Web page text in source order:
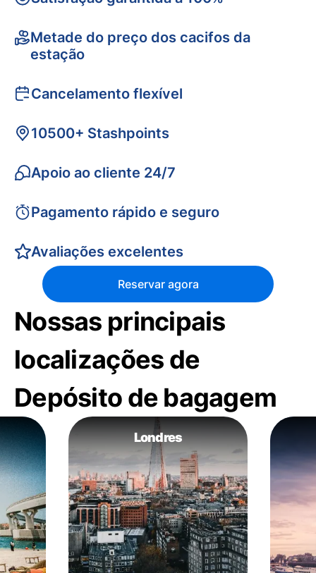
Metade do preço dos cacifos da
estação
Cancelamento flexível
10500+ Stashpoints
Apoio ao cliente 24/7
Pagamento rápido e seguro
Avaliações excelentes
Reservar agora
Nossas principais
localizações de
Depósito de bagagem
Londres